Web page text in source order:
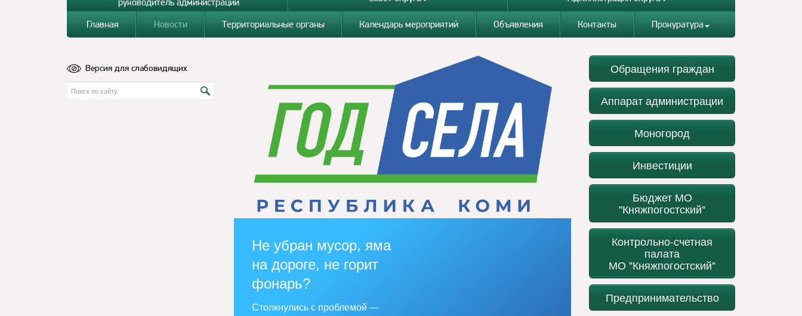
Главная Новости Территориальные органы Календарь мероприятий Объявления Контакты Прокуратура
Версия для слабовидящих
Не убран мусор, яма
на дороге, не горит
фонарь?
Столкнулись с проблемой —
Обращения граждан
Аппарат администрации
Моногород
Инвестиции
Бюджет МО
"Княжпогостский"
Контрольно-счетная
палата
МО "Княжпогостский"
Предпринимательство